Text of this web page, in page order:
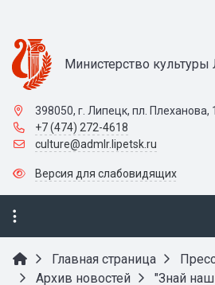
Министерство
398050, г. Липецк, пл. Плеханова, 1
+7 (474) 272-4618
culture@admlr.lipetsk.ru
Версия для слабовидящих
Главная страница
Архив новостей
"Знай